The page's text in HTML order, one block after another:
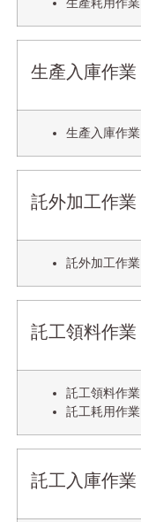
生產入庫作業
生產入庫作業
託外加工作業
託外加工作業
託工領料作業
託工領料作業
託工耗用作業
託工入庫作業